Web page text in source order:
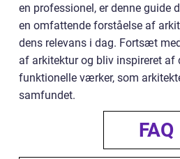
en professionel, er denne guide
en omfattende forståelse af
dens relevans i dag. Fortsæt
af arkitektur og bliv inspireret af
funktionelle værker, som
samfundet.
FAQ